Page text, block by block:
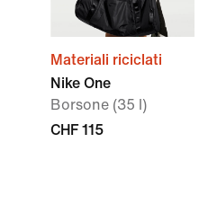
Materiali riciclati
Nike One
Borsone (35 l)
CHF 115